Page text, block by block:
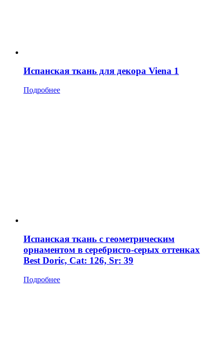
Испанская ткань для декора Viena 1
Подробнее
Испанская ткань с геометрическим
орнаментом в серебристо-серых оттенках
Best Doric, Cat: 126, Sr: 39
Подробнее